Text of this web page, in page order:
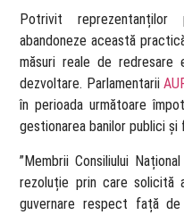
Potrivit
abandoneze această
măsuri reale de redresare
dezvoltare. Parlamentarii
în perioada următoare
gestionarea banilor publici și
”Membrii Consiliului
rezoluție prin care solicită
guvernare respect față